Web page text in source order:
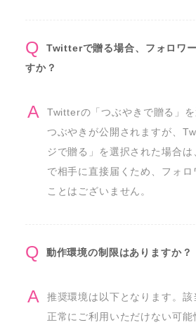
Twitterで贈る場合、フォロワ
すか？
Twitterの「つぶやきで贈る」
つぶやきが公開されますが、
ジで贈る」を選択された場合
で相手に直接届くため、フォロ
ことはございません。
動作環境の制限はありますか？
推奨環境は以下となります。該
正常にご利用いただけない可能